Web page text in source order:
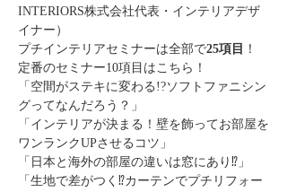
INTERIORS株式会社代表・インテリアデザ
イナー）
プチインテリアセミナーは全部で25項目 ！
定番のセミナー10項目はこちら！
「空間がステキに変わる!?ソフトファニシン
グってなんだろう？」
「インテリアが決まる！壁を飾ってお部屋を
ワンランクUPさせるコツ」
「日本と海外の部屋の違いは窓にあり⁉」
「生地で差がつく⁉カーテンでプチリフォー